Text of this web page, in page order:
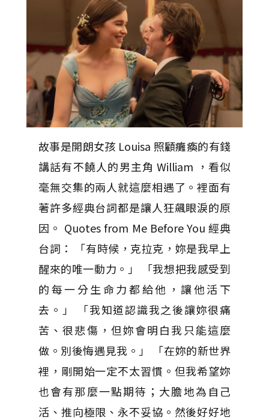
故事是開朗女孩 Louisa 照顧癱瘓的有錢
講話有不饒人的男主角 William ，看似
毫無交集的兩人就這麼相遇了。裡面有
著許多經典台詞都是讓人狂飆眼淚的原
因。 Quotes from Me Before You 經典
台詞： 「有時候，克拉克，妳是我早上
醒來的唯一動力。」 「我想把我感受到
的每一分生命力都給他，讓他活下
去。」 「我知道認識我之後讓妳很痛
苦、很悲傷，但妳會明白我只能這麼
做。別後悔遇見我。」 「在妳的新世界
裡，剛開始一定不太習慣。但我希望妳
也會有那麼一點期待；大膽地為自己
活、推向極限、永不妥協。然後好好地